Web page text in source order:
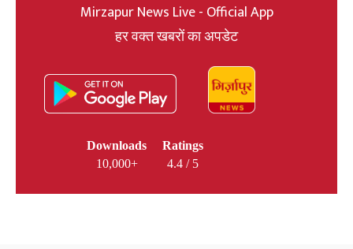
Mirzapur News Live - Official App
हर वक्त खबरों का अपडेट
Downloads
10,000+
Ratings
4.4 / 5